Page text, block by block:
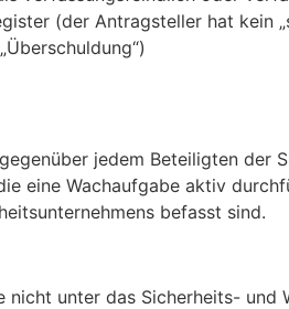
(der Antragsteller hat kein
jedem Beteiligten der
eine Wachaufgabe aktiv
befasst sind.
unter das Sicherheits-